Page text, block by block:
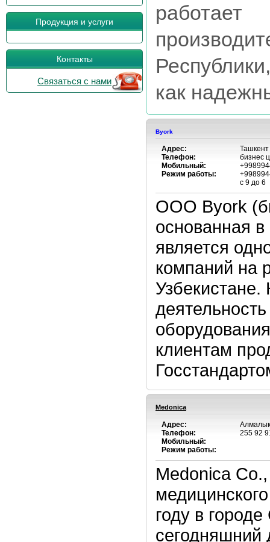
Продукция и услуги
Контакты
Связаться с нами
как
Byork
Адрес:
Телефон:
Мобильный:
Режим работы:
Ташкент
бизнес
с 9 до 6
OOO Byork
основанная
является
компаний на
клиентам
Medonica
Адрес:
Телефон:
Мобильный:
Режим работы:
Алмалык
255 92
Medonica
году в
сегодняшний